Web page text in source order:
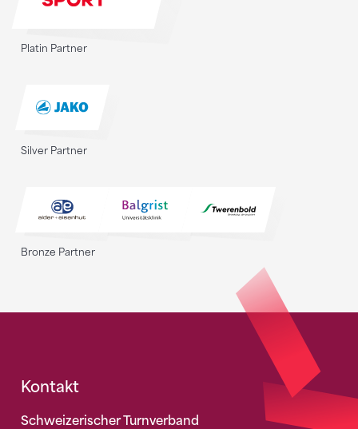
Platin Partner
Silver Partner
Bronze Partner
Fusszeile
Kontakt
Schweizerischer Turnverband